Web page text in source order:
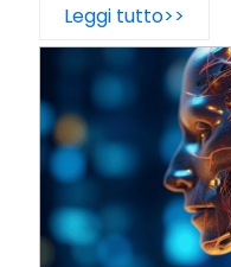
Leggi tutto>>